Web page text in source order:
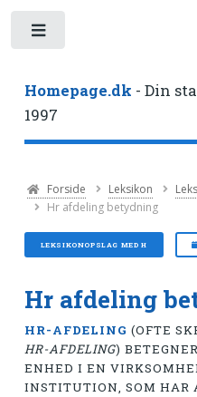
Homepage.dk - Din
1997
Forside Leksikon
Hr afdeling betydning
LEKSIKONOPSLAG MED H
Hr afdeling
HR-AFDELING (OFTE
HR-AFDELING)
ENHED I EN
INSTITUTION, SOM HAR